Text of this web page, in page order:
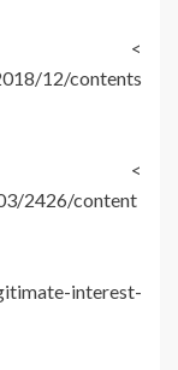
12/contents
2426/content
interest-